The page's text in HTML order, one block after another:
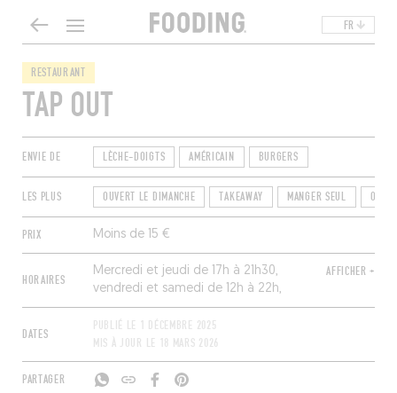
FR
RESTAURANT
TAP OUT
ENVIE DE LÈCHE-DOIGTS AMÉRICAIN BURGERS
LES PLUS OUVERT LE DIMANCHE TAKEAWAY MANGER SEUL
PRIX Moins de 15 €
HORAIRES
Mercredi et jeudi de 17h à 21h30,
vendredi et samedi de 12h à 22h,
dimanche de 12h à 20h. Fermé lundi et
mardi.
AFFICHER +
DATES
PUBLIÉ LE
1 DÉCEMBRE 2025
MIS À JOUR LE
18 MARS 2026
PARTAGER